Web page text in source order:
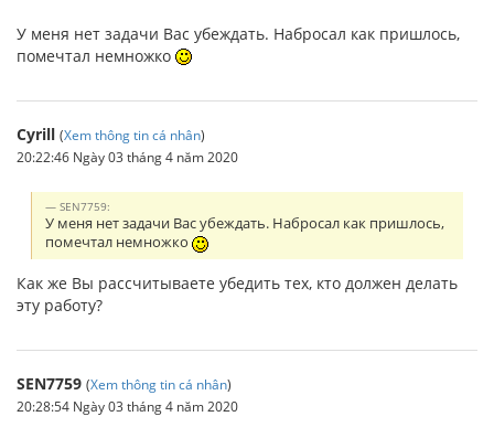
У меня нет задачи Вас убеждать. Набросал как пришлось,
помечтал немножко
Cyrill (Xem thông tin cá nhân)
20:22:46 Ngày 03 tháng 4 năm 2020
SEN7759:
У меня нет задачи Вас убеждать. Набросал как пришлось,
помечтал немножко
Как же Вы рассчитываете убедить тех, кто должен делать
эту работу?
SEN7759 (Xem thông tin cá nhân)
20:28:54 Ngày 03 tháng 4 năm 2020